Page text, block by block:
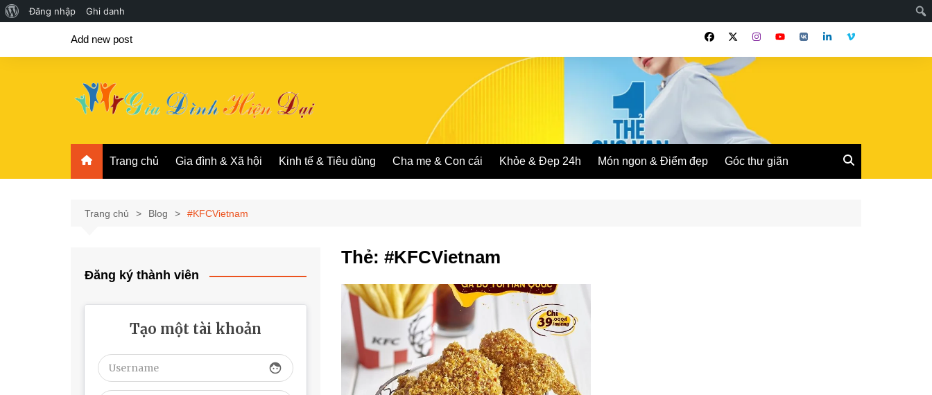
Giới
về
Đăng nhập Ghi danh
Add new post
Trang chủ Gia đình & Xã hội Kinh tế & Tiêu dùng Cha mẹ & Con cái Khỏe & Đẹp 24h Món ngon & Điểm đẹp Góc thư giãn
Trang chủ Blog #KFCVietnam
Thẻ: #KFCVietnam
Đăng ký thành viên
Tạo một tài khoản
face